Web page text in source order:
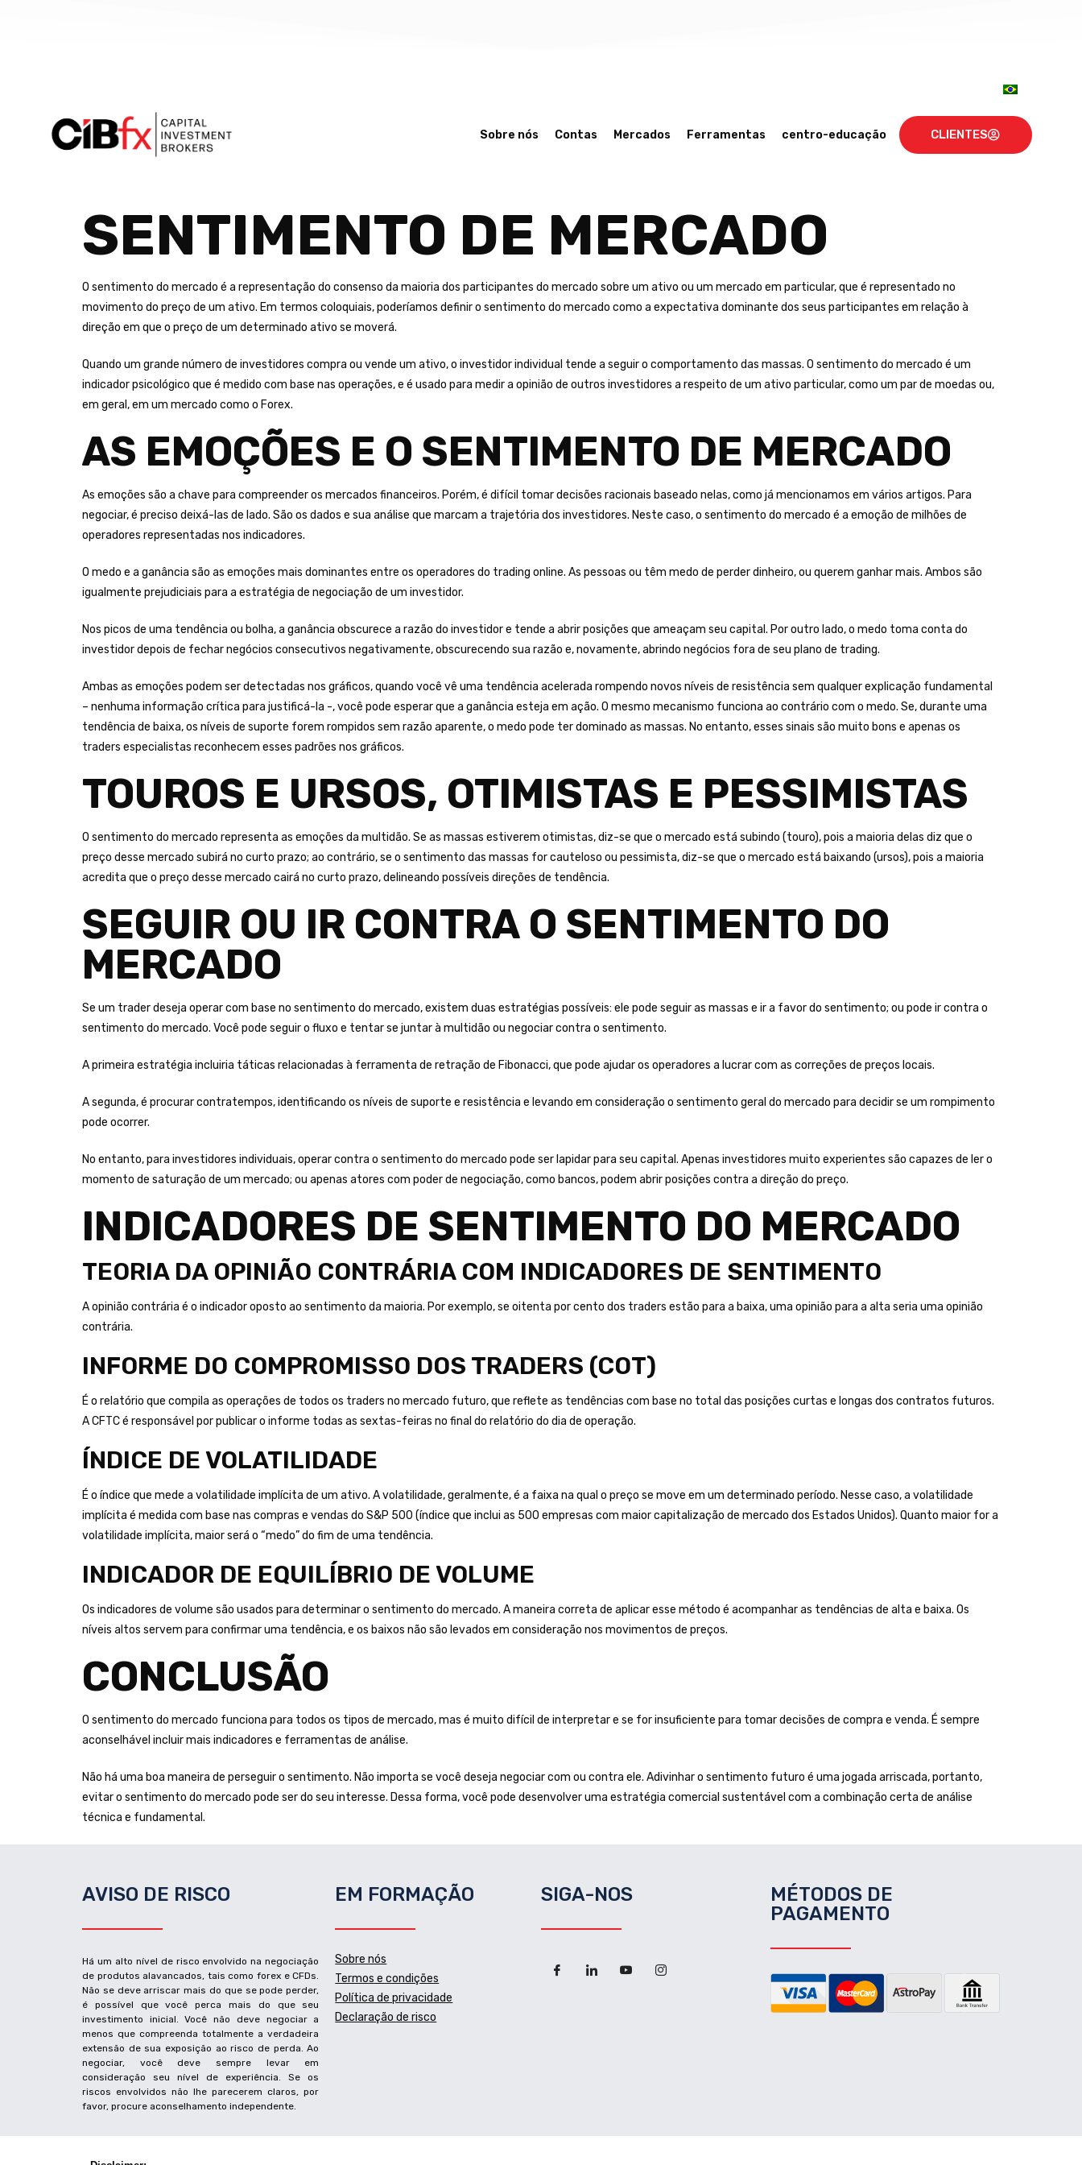
Sobre nós Contas Mercados Ferramentas centro-educação CLIENTES
SENTIMENTO DE MERCADO
O sentimento do mercado é a representação do consenso da maioria dos participantes do mercado sobre um ativo ou um mercado em particular, que é representado no
movimento do preço de um ativo. Em termos coloquiais, poderíamos definir o sentimento do mercado como a expectativa dominante dos seus participantes em relação à
direção em que o preço de um determinado ativo se moverá.
Quando um grande número de investidores compra ou vende um ativo, o investidor individual tende a seguir o comportamento das massas. O sentimento do mercado é um
indicador psicológico que é medido com base nas operações, e é usado para medir a opinião de outros investidores a respeito de um ativo particular, como um par de moedas ou,
em geral, em um mercado como o Forex.
AS EMOÇÕES E O SENTIMENTO DE MERCADO
As emoções são a chave para compreender os mercados financeiros. Porém, é difícil tomar decisões racionais baseado nelas, como já mencionamos em vários artigos. Para
negociar, é preciso deixá-las de lado. São os dados e sua análise que marcam a trajetória dos investidores. Neste caso, o sentimento do mercado é a emoção de milhões de
operadores representadas nos indicadores.
O medo e a ganância são as emoções mais dominantes entre os operadores do trading online. As pessoas ou têm medo de perder dinheiro, ou querem ganhar mais. Ambos são
igualmente prejudiciais para a estratégia de negociação de um investidor.
Nos picos de uma tendência ou bolha, a ganância obscurece a razão do investidor e tende a abrir posições que ameaçam seu capital. Por outro lado, o medo toma conta do
investidor depois de fechar negócios consecutivos negativamente, obscurecendo sua razão e, novamente, abrindo negócios fora de seu plano de trading.
Ambas as emoções podem ser detectadas nos gráficos, quando você vê uma tendência acelerada rompendo novos níveis de resistência sem qualquer explicação fundamental
– nenhuma informação crítica para justificá-la -, você pode esperar que a ganância esteja em ação. O mesmo mecanismo funciona ao contrário com o medo. Se, durante uma
tendência de baixa, os níveis de suporte forem rompidos sem razão aparente, o medo pode ter dominado as massas. No entanto, esses sinais são muito bons e apenas os
traders especialistas reconhecem esses padrões nos gráficos.
TOUROS E URSOS, OTIMISTAS E PESSIMISTAS
O sentimento do mercado representa as emoções da multidão. Se as massas estiverem otimistas, diz-se que o mercado está subindo (touro), pois a maioria delas diz que o
preço desse mercado subirá no curto prazo; ao contrário, se o sentimento das massas for cauteloso ou pessimista, diz-se que o mercado está baixando (ursos), pois a maioria
acredita que o preço desse mercado cairá no curto prazo, delineando possíveis direções de tendência.
SEGUIR OU IR CONTRA O SENTIMENTO DO
MERCADO
Se um trader deseja operar com base no sentimento do mercado, existem duas estratégias possíveis: ele pode seguir as massas e ir a favor do sentimento; ou pode ir contra o
sentimento do mercado. Você pode seguir o fluxo e tentar se juntar à multidão ou negociar contra o sentimento.
A primeira estratégia incluiria táticas relacionadas à ferramenta de retração de Fibonacci, que pode ajudar os operadores a lucrar com as correções de preços locais.
A segunda, é procurar contratempos, identificando os níveis de suporte e resistência e levando em consideração o sentimento geral do mercado para decidir se um rompimento
pode ocorrer.
No entanto, para investidores individuais, operar contra o sentimento do mercado pode ser lapidar para seu capital. Apenas investidores muito experientes são capazes de ler o
momento de saturação de um mercado; ou apenas atores com poder de negociação, como bancos, podem abrir posições contra a direção do preço.
INDICADORES DE SENTIMENTO DO MERCADO
TEORIA DA OPINIÃO CONTRÁRIA COM INDICADORES DE SENTIMENTO
A opinião contrária é o indicador oposto ao sentimento da maioria. Por exemplo, se oitenta por cento dos traders estão para a baixa, uma opinião para a alta seria uma opinião
contrária.
INFORME DO COMPROMISSO DOS TRADERS (COT)
É o relatório que compila as operações de todos os traders no mercado futuro, que reflete as tendências com base no total das posições curtas e longas dos contratos futuros.
A CFTC é responsável por publicar o informe todas as sextas-feiras no final do relatório do dia de operação.
ÍNDICE DE VOLATILIDADE
É o índice que mede a volatilidade implícita de um ativo. A volatilidade, geralmente, é a faixa na qual o preço se move em um determinado período. Nesse caso, a volatilidade
implícita é medida com base nas compras e vendas do S&P 500 (índice que inclui as 500 empresas com maior capitalização de mercado dos Estados Unidos). Quanto maior for a
volatilidade implícita, maior será o “medo” do fim de uma tendência.
INDICADOR DE EQUILÍBRIO DE VOLUME
Os indicadores de volume são usados ​​para determinar o sentimento do mercado. A maneira correta de aplicar esse método é acompanhar as tendências de alta e baixa. Os
níveis altos servem para confirmar uma tendência, e os baixos não são levados em consideração nos movimentos de preços.
CONCLUSÃO
O sentimento do mercado funciona para todos os tipos de mercado, mas é muito difícil de interpretar e se for insuficiente para tomar decisões de compra e venda. É sempre
aconselhável incluir mais indicadores e ferramentas de análise.
Não há uma boa maneira de perseguir o sentimento. Não importa se você deseja negociar com ou contra ele. Adivinhar o sentimento futuro é uma jogada arriscada, portanto,
evitar o sentimento do mercado pode ser do seu interesse. Dessa forma, você pode desenvolver uma estratégia comercial sustentável com a combinação certa de análise
técnica e fundamental.
AVISO DE RISCO
Há um alto nível de risco envolvido na negociação
de produtos alavancados, tais como forex e CFDs.
Não se deve arriscar mais do que se pode perder,
é possível que você perca mais do que seu
investimento inicial. Você não deve negociar a
menos que compreenda totalmente a verdadeira
extensão de sua exposição ao risco de perda. Ao
negociar, você deve sempre levar em
consideração seu nível de experiência. Se os
riscos envolvidos não lhe parecerem claros, por
favor, procure aconselhamento independente.
EM FORMAÇÃO
Sobre nós
Termos e condições
Política de privacidade
Declaração de risco
SIGA-NOS
MÉTODOS DE
PAGAMENTO